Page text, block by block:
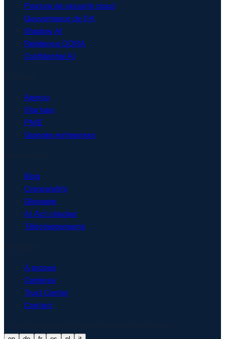
Posture de sécurité cloud
Gouvernance de l'IA
Shadow AI
Résilience DORA
Confidential AI
Aperçu
Startups
PME
Grandes entreprises
Blog
Comparatifs
Glossaire
AI Act checker
Téléchargements
À propos
Carrières
Trust Center
Contact